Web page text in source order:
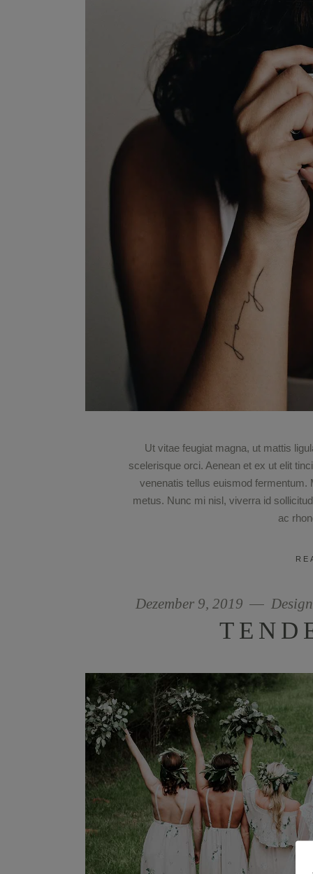
Ut vitae feugiat magna, ut mattis
scelerisque orci. Aenean et ex ut elit
venenatis tellus euismod
metus. Nunc mi nisl, viverra id
ac
Dezember 9, 2019 Design